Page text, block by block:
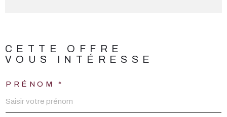
CETTE OFFRE
VOUS INTÉRESSE
PRÉNOM *